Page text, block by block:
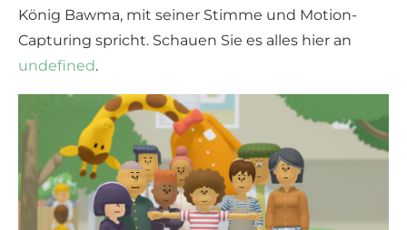
König Bawma, mit seiner Stimme und Motion-
Capturing spricht. Schauen Sie es alles hier an
undefined.